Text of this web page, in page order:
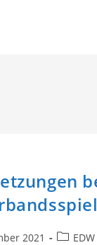
2021
Beitrags-
EDW